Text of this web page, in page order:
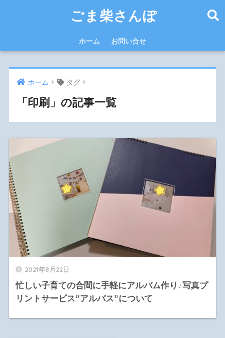
ごま柴さんぽ
ホーム お問い合せ
ホーム タグ
「印刷」の記事一覧
2021年8月22日
忙しい子育ての合間に手軽にアルバム作り♪写真プ
リントサービス”アルバス”について